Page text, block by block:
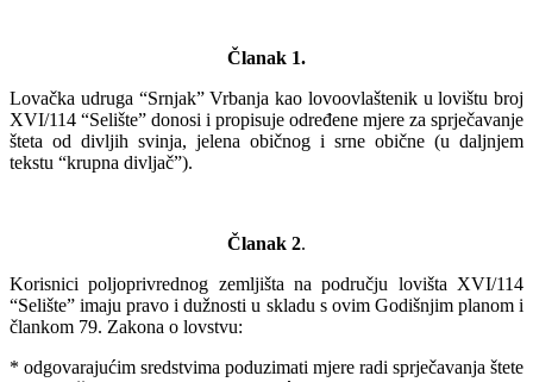
Članak 1.
Lovačka udruga “Srnjak” Vrbanja kao lovoovlaštenik u lovištu broj
XVI/114 “Selište” donosi i propisuje određene mjere za sprječavanje
šteta od divljih svinja, jelena običnog i srne obične (u daljnjem
tekstu “krupna divljač”).
Članak 2.
Korisnici poljoprivrednog zemljišta na području lovišta XVI/114
“Selište” imaju pravo i dužnosti u skladu s ovim Godišnjim planom i
člankom 79. Zakona o lovstvu:
* odgovarajućim sredstvima poduzimati mjere radi sprječavanja štete